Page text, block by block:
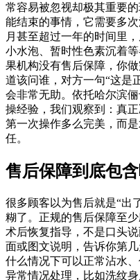
常容易被忽视却极其重要
能结束的事情，它需要多
月甚至超过一年的时间里
小水泡、暂时性色素沉着
果机构没有售后保障，你
道该问谁，对方一句“这是
会非常无助。依托哈尔滨
操经验，我们观察到：真
第一次操作多么完美，而
任。
售后保障到底包
很多顾客以为售后就是“出
糊了。正规的售后保障至
术后恢复指导，不是口头
面或图文说明，告诉你第
什么情况下可以正常沾水
异常情况处理，比如洗纹